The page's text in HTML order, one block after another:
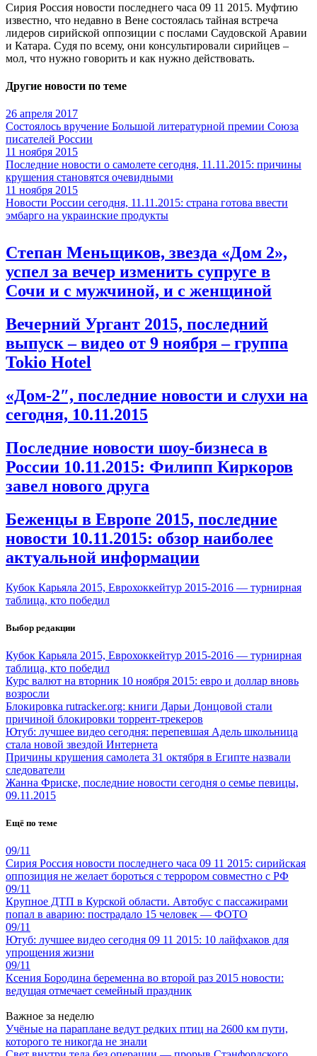
Сирия Россия новости последнего часа 09 11 2015. Муфтию
известно, что недавно в Вене состоялась тайная встреча
лидеров сирийской оппозиции с послами Саудовской Аравии
и Катара. Судя по всему, они консультировали сирийцев –
мол, что нужно говорить и как нужно действовать.
Другие новости по теме
26 апреля 2017
Состоялось вручение Большой литературной премии Союза
писателей России
11 ноября 2015
Последние новости о самолете сегодня, 11.11.2015: причины
крушения становятся очевидными
11 ноября 2015
Новости России сегодня, 11.11.2015: страна готова ввести
эмбарго на украинские продукты
Степан Меньщиков, звезда «Дом 2»,
успел за вечер изменить супруге в
Сочи и с мужчиной, и с женщиной
Вечерний Ургант 2015, последний
выпуск – видео от 9 ноября – группа
Tokio Hotel
«Дом-2″, последние новости и слухи на
сегодня, 10.11.2015
Последние новости шоу-бизнеса в
России 10.11.2015: Филипп Киркоров
завел нового друга
Беженцы в Европе 2015, последние
новости 10.11.2015: обзор наиболее
актуальной информации
Кубок Карьяла 2015, Еврохоккейтур 2015-2016 — турнирная
таблица, кто победил
Выбор редакции
Кубок Карьяла 2015, Еврохоккейтур 2015-2016 — турнирная
таблица, кто победил
Курс валют на вторник 10 ноября 2015: евро и доллар вновь
возросли
Блокировка rutracker.org: книги Дарьи Донцовой стали
причиной блокировки торрент-трекеров
Ютуб: лучшее видео сегодня: перепевшая Адель школьница
стала новой звездой Интернета
Причины крушения самолета 31 октября в Египте назвали
следователи
Жанна Фриске, последние новости сегодня о семье певицы,
09.11.2015
Ещё по теме
09/11
Сирия Россия новости последнего часа 09 11 2015: сирийская
оппозиция не желает бороться с террором совместно с РФ
09/11
Крупное ДТП в Курской области. Автобус с пассажирами
попал в аварию: пострадало 15 человек — ФОТО
09/11
Ютуб: лучшее видео сегодня 09 11 2015: 10 лайфхаков для
упрощения жизни
09/11
Ксения Бородина беременна во второй раз 2015 новости:
ведущая отмечает семейный праздник
Важное за неделю
Учёные на параплане ведут редких птиц на 2600 км пути,
которого те никогда не знали